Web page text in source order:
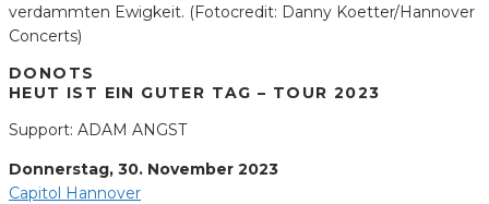
verdammten Ewigkeit. (Fotocredit: Danny Koetter/Hannover
Concerts)
DONOTS
HEUT IST EIN GUTER TAG – TOUR 2023
Support: ADAM ANGST
Donnerstag, 30. November 2023
Capitol Hannover